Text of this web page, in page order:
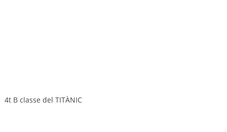
4t B classe del TITÀNIC